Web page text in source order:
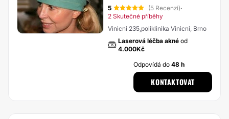
5 (5 Recenzí)·
2 Skutečné příběhy
Vinicni 235,poliklinika Vinicni, Brno
Laserová léčba akné od
4.000Kč
Odpovídá do48 h
KONTAKTOVAT